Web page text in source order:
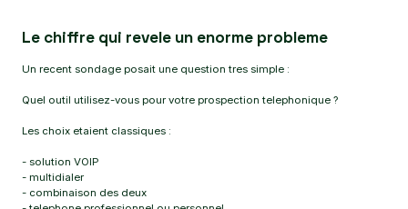
Le chiffre qui revele un enorme probleme
Un recent sondage posait une question tres simple :
Quel outil utilisez-vous pour votre prospection telephonique ?
Les choix etaient classiques :
- solution VOIP
- multidialer
- combinaison des deux